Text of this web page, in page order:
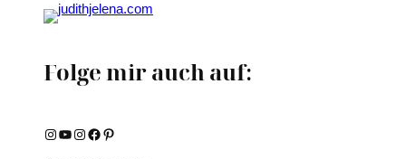
Folge mir auch auf:
Instagram YouTube Instagram Facebook Pinterest